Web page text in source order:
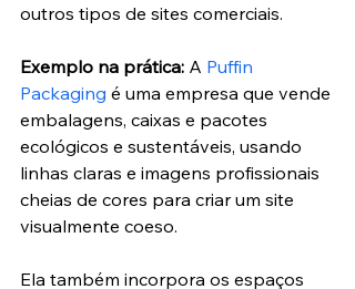
outros tipos de sites comerciais.
Exemplo na prática: A Puffin
Packaging é uma empresa que vende
embalagens, caixas e pacotes
ecológicos e sustentáveis, usando
linhas claras e imagens profissionais
cheias de cores para criar um site
visualmente coeso.
Ela também incorpora os espaços